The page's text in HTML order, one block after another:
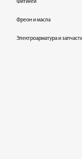
Фитинги
Фреон и масла
Электроарматура и